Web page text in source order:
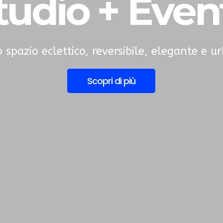
spazio eclettico, reversibile, elegante e
+
Scopri di più